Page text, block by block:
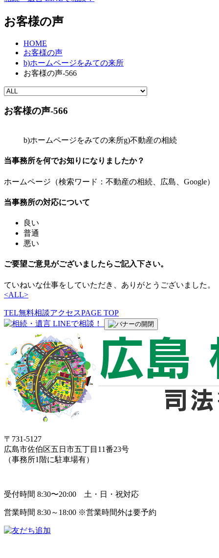
お客様の声
HOME
お客様の声
b)ホームページをみての来所
お客様の声-566
お客様の声-566
b)ホームページをみての来所g)不動産の相続
当事務所を何でお知りになりましたか？
ホームページ（検索ワード：不動産の相続、広島、Google）
当事務所の対応について
良い
普通
悪い
ご要望ご意見がございましたらご記入下さい。
ていねいな仕事をしていただき、ありがとうございました。
<ALL>
TEL無料相談アクセスPAGE TOP
〒731-5127
広島市佐伯区五日市五丁目11番23号
（事務所1階に駐車場有）
受付時間 8:30〜20:00 土・日・祝対応
営業時間 8:30～18:00 ※営業時間外は要予約